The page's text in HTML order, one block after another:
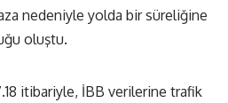
nedeniyle yolda bir süreliğine
oluştu.
itibariyle, İBB verilerine trafik